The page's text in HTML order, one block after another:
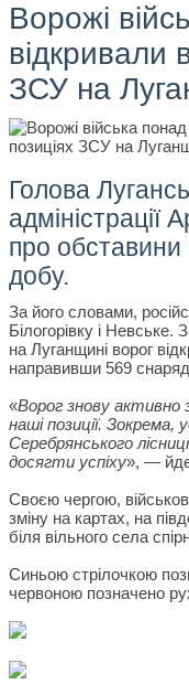
Ворожі
відкривали
ЗСУ на
Голова
адміністрації
про
добу.
За його словами,
Білогорівку і Невське.
на Луганщині ворог
направивши 569
«Ворог знову активно
наші позиції. Зокрема,
Серебрянського
досягти успіху», —
Своєю чергою,
зміну на картах, на
біля вільного села
Синьою стрілочкою
червоною позначено